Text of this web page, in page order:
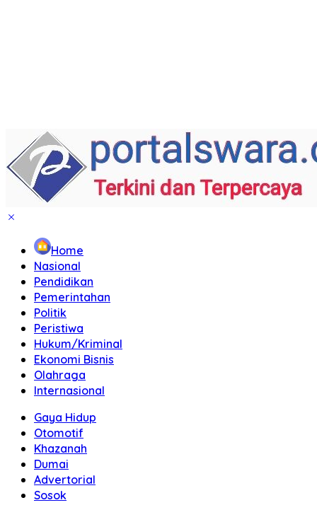
Home
Nasional
Pendidikan
Pemerintahan
Politik
Peristiwa
Hukum/Kriminal
Ekonomi Bisnis
Olahraga
Internasional
Gaya Hidup
Otomotif
Khazanah
Dumai
Advertorial
Sosok